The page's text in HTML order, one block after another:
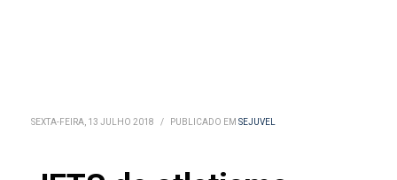
SEXTA-FEIRA, 13 JULHO 2018 / PUBLICADO EM SEJUVEL